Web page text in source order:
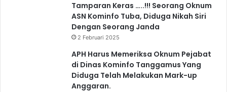
Tamparan Keras …..!!! Seorang Oknum
ASN Kominfo Tuba, Diduga Nikah Siri
Dengan Seorang Janda
2 Februari 2025
APH Harus Memeriksa Oknum Pejabat
di Dinas Kominfo Tanggamus Yang
Diduga Telah Melakukan Mark-up
Anggaran.